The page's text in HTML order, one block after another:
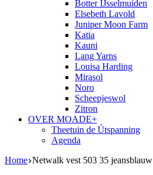
Botter IJsselmuiden
Elsebeth Lavold
Juniper Moon Farm
Katia
Kauni
Lang Yarns
Louisa Harding
Mirasol
Noro
Scheepjeswol
Zitron
OVER MOADE+
Theetuin de Útspanning
Agenda
Home Netwalk vest 503 35 jeansblauw